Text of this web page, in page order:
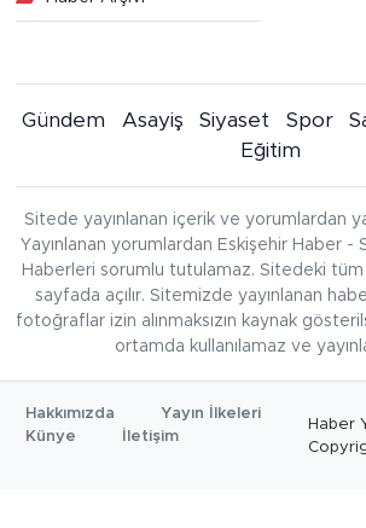
Gündem Asayiş Siyaset Spor
Eğitim
Sitede yayınlanan içerik ve yorumlardan
Yayınlanan yorumlardan Eskişehir Haber -
Haberleri sorumlu tutulamaz. Sitedeki tüm
sayfada açılır. Sitemizde yayınlanan
fotoğraflar izin alınmaksızın kaynak
ortamda kullanılamaz ve
Hakkımızda
Yayın İlkeleri
Künye
İletişim
Haber